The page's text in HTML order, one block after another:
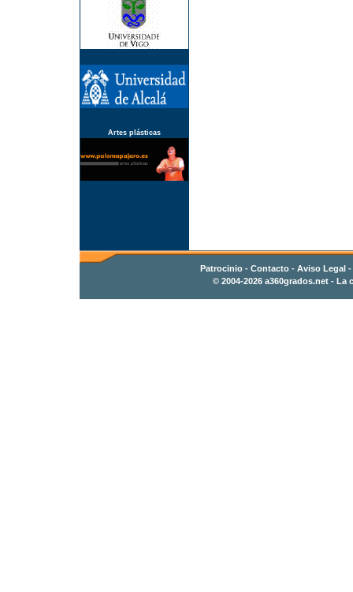
Artes plásticas
Patrocinio- Contacto- Aviso Legal -
© 2004-2026 a360grados.net- La